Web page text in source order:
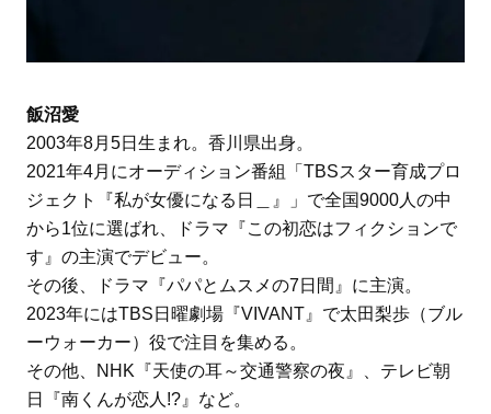
飯沼愛
2003年8月5日生まれ。香川県出身。
2021年4月にオーディション番組「TBSスター育成プロ
ジェクト『私が女優になる日＿』」で全国9000人の中
から1位に選ばれ、ドラマ『この初恋はフィクションで
す』の主演でデビュー。
その後、ドラマ『パパとムスメの7日間』に主演。
2023年にはTBS日曜劇場『VIVANT』で太田梨歩（ブル
ーウォーカー）役で注目を集める。
その他、NHK『天使の耳～交通警察の夜』、テレビ朝
日『南くんが恋人!?』など。